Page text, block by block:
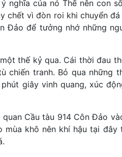
nghĩa của nó Thế nên con
chết vì đòn roi khi chuyển
Đảo để tưởng nhớ những
thế kỷ qua. Cái thời đau
tranh. Bỏ qua những
giây vinh quang, xúc
Cầu tàu 914 Côn Đảo
khô nên khí hậu tại đây